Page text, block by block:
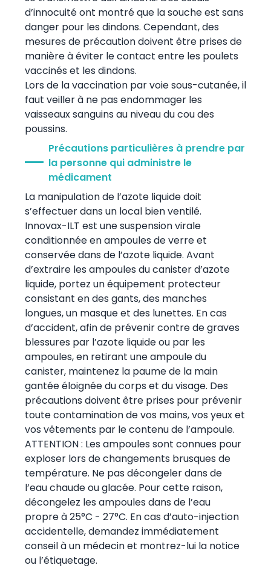
d’innocuité ont montré que la souche est sans
danger pour les dindons. Cependant, des
mesures de précaution doivent être prises de
manière à éviter le contact entre les poulets
vaccinés et les dindons.
Lors de la vaccination par voie sous-cutanée, il
faut veiller à ne pas endommager les
vaisseaux sanguins au niveau du cou des
poussins.
Précautions particulières à prendre par
la personne qui administre le
médicament
La manipulation de l’azote liquide doit
s’effectuer dans un local bien ventilé.
Innovax-ILT est une suspension virale
conditionnée en ampoules de verre et
conservée dans de l’azote liquide. Avant
d’extraire les ampoules du canister d’azote
liquide, portez un équipement protecteur
consistant en des gants, des manches
longues, un masque et des lunettes. En cas
d’accident, afin de prévenir contre de graves
blessures par l’azote liquide ou par les
ampoules, en retirant une ampoule du
canister, maintenez la paume de la main
gantée éloignée du corps et du visage. Des
précautions doivent être prises pour prévenir
toute contamination de vos mains, vos yeux et
vos vêtements par le contenu de l’ampoule.
ATTENTION : Les ampoules sont connues pour
exploser lors de changements brusques de
température. Ne pas décongeler dans de
l’eau chaude ou glacée. Pour cette raison,
décongelez les ampoules dans de l’eau
propre à 25°C - 27°C. En cas d’auto-injection
accidentelle, demandez immédiatement
conseil à un médecin et montrez-lui la notice
ou l’étiquetage.